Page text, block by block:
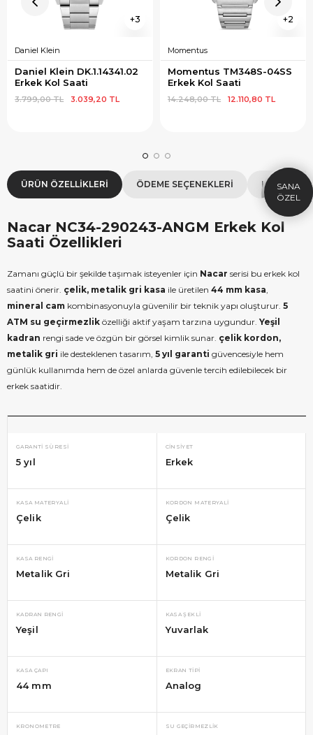
3
Daniel Klein
Daniel Klein DK.1.14341.02
Erkek Kol Saati
3.039,20 TL
3.799,00 TL
2
Momentus
Momentus TM348S-04SS
Erkek Kol Saati
12.110,80 TL
14.248,00 TL
ÜRÜN ÖZELLIKLERI ÖDEME SEÇENEKLERI KOLAY
Nacar NC34-290243-ANGM Erkek Kol
Saati Özellikleri
Zamanı güçlü bir şekilde taşımak isteyenler için Nacar serisi bu erkek kol
saatini önerir. çelik, metalik gri kasa ile üretilen 44 mm kasa,
mineral cam kombinasyonuyla güvenilir bir teknik yapı oluşturur. 5
ATM su geçirmezlik özelliği aktif yaşam tarzına uygundur. Yeşil
kadran rengi sade ve özgün bir görsel kimlik sunar. çelik kordon,
metalik gri ile desteklenen tasarım, 5 yıl garanti güvencesiyle hem
günlük kullanımda hem de özel anlarda güvenle tercih edilebilecek bir
erkek saatidir.
GARANTI SÜRESI
5 yıl
CINSIYET
Erkek
KASA MATERYALI
Çelik
KORDON MATERYALI
Çelik
KASA RENGI
Metalik Gri
KORDON RENGI
Metalik Gri
KADRAN RENGI
Yeşil
KASA ŞEKLI
Yuvarlak
KASA ÇAPI
44 mm
EKRAN TIPI
Analog
KRONOMETRE SU GEÇIRMEZLIK
HEDIYE
ÇEKI
1.000 TL Hediye Çeki
HEDIYE1000